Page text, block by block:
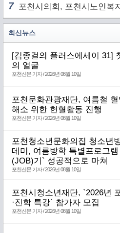
7포천시의회, 포천시노인복
최신뉴스
[김종걸의 플러스에세이 31]
의 얼굴
포천신문 기자 / 2026년 08월 10일
포천문화관광재단, 여름철
해소 위한 헌혈활동 진행
포천신문 기자 / 2026년 08월 10일
포천청소년문화의집 청소년
데미, 여름방학 특별프로그
(JOB)기` 성공적으로 마쳐
포천신문 기자 / 2026년 08월 10일
포천시청소년재단, `2026년
·진학 특강` 참가자 모집
포천신문 기자 / 2026년 08월 10일